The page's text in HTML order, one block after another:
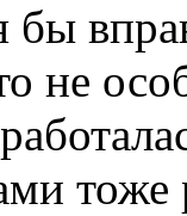
бы
не
тоже